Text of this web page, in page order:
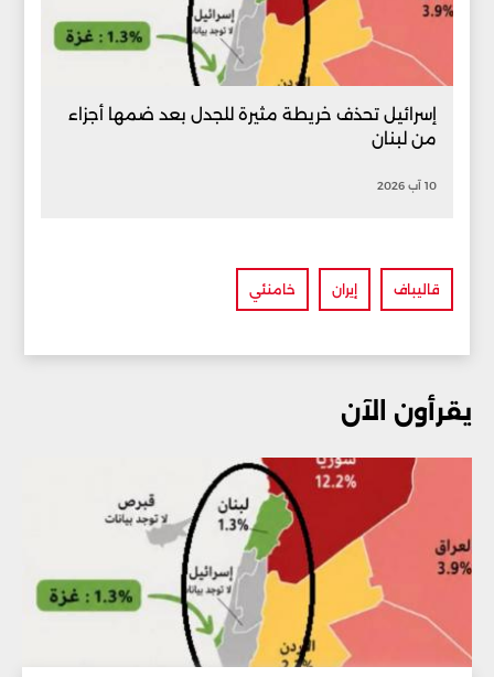
إسرائيل تحذف خريطة مثيرة للجدل بعد ضمها أجزاء
من لبنان
10 آب 2026
قاليباف إيران خامنئي
يقرأون الآن